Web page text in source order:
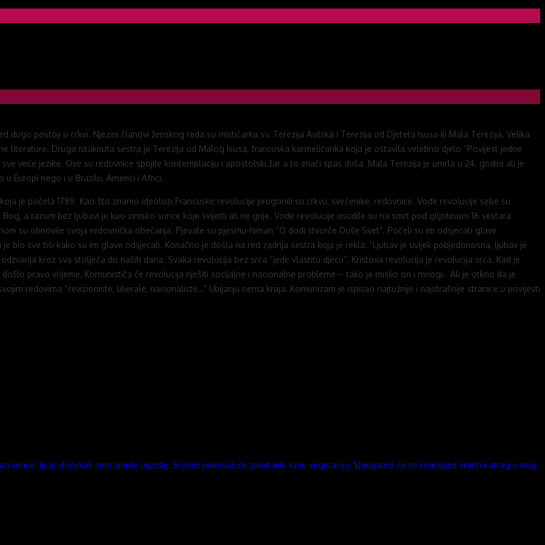
dugo postoji u crkvi. Njezini članovi ženskog reda su mističarka sv. Terezija Avilska i Terezija od Djeteta Isusa ili Mala Terezija. Velika
literature. Druga istaknuta sestra je Terezija od Malog Isusa, francuska karmelićanka koja je ostavila velebno djelo “Povijest jedne
veće jezike. Ove su redovnice spojile kontemplaciju i apostolski žar a to znači spas duša. Mala Terezija je umrla u 24. godini ali je
Europi nego i u Brazilu, Americi i Africi.
je počela 1789. Kao što znamo ideolozi Francuske revolucije progonili su crkvu, svećenike, redovnice. Vođe revolucije sebe su
a razum bez ljubavi je kao zimsko sunce koje svijetli ali ne grije. Vođe revolucije osudile su na smrt pod giljotinom 16 sestara
su obnovile svoja redovnička obećanja. Pjevale su pjesmu-himan “O dođi stvorče Duše Svet”. Počeli su im odsjecati glave
bio sve tiši kako su im glave odsjecali. Konačno je došla na red zadnja sestra koja je rekla: “Ljubav je uvijek pobjedonosna, ljubav je
kroz sva stoljeća do naših dana. Svaka revolucija bez srca “jede vlastitu djecu”. Kristova revolucija je revolucija srca. Kad je
pravo vrijeme, Komunističa će revolucija riješiti socijalne i nacionalne probleme – tako je mislio on i mnogi.. Ali je otkrio da je
redovima “revizioniste, liberale, nacionaliste…” Ubijanju nema kraja. Komunizam je ispisao najtužnije i najstrašnije stranice u povijesti
sunce. Ipak, doćekali smo zimski ugođaj. Snježni pokrivač će zaustaviti ranu vegetaciju. Vjerojatno će se i medvjed vratiti natrag u svoj